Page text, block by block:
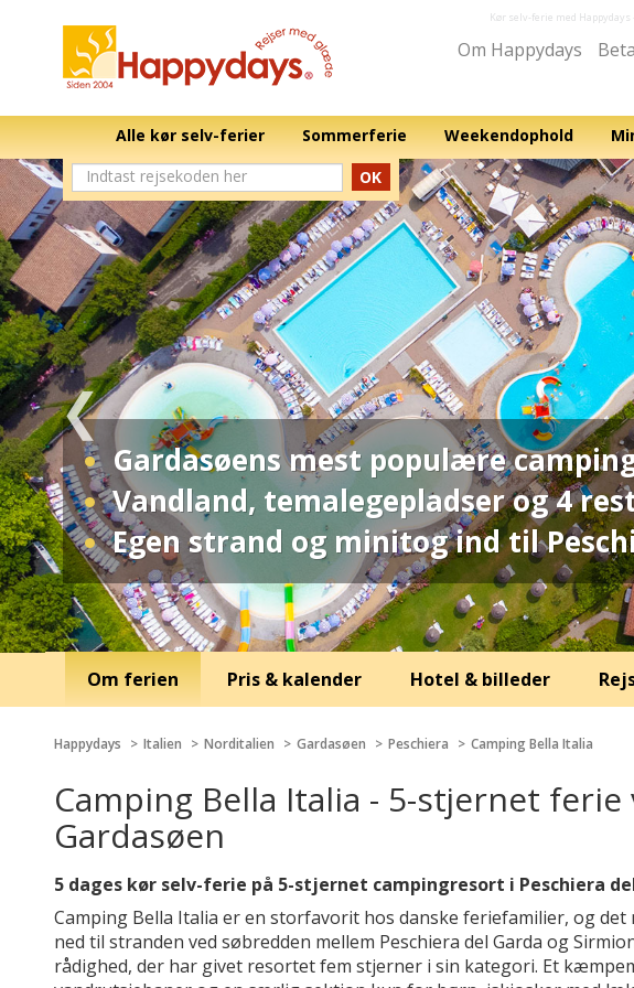
Kør selv-ferie med Happydays
Om Happydays
Alle kør selv-ferier Sommerferie Weekendophold
OK
Gardasøens mest populære
Vandland, temalegepladser og 4
Egen strand og minitog ind til
Om ferien Pris & kalender Hotel & billeder
Happydays Italien Norditalien Gardasøen Peschiera Camping Bella Italia
Camping Bella Italia - 5-stjernet ferie
Gardasøen
5 dages kør selv-ferie på 5-stjernet campingresort i Peschiera
Camping Bella Italia er en storfavorit hos danske feriefamilier, og
ned til stranden ved søbredden mellem Peschiera del Garda og
rådighed, der har givet resortet fem stjerner i sin kategori. Et